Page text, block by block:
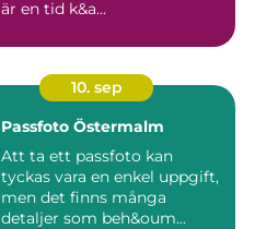
är en tid k&a...
10. sep
Passfoto Östermalm
Att ta ett passfoto kan
tyckas vara en enkel uppgift,
men det finns många
detaljer som beh&oum...